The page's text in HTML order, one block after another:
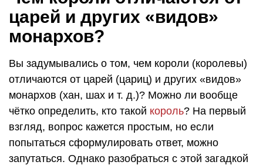
царей и других «видов»
монархов?
Вы задумывались о том, чем короли (королевы)
отличаются от царей (цариц) и других «видов»
монархов (хан, шах и т. д.)? Можно ли вообще
чётко определить, кто такой король? На первый
взгляд, вопрос кажется простым, но если
попытаться сформулировать ответ, можно
запутаться. Однако разобраться с этой загадкой